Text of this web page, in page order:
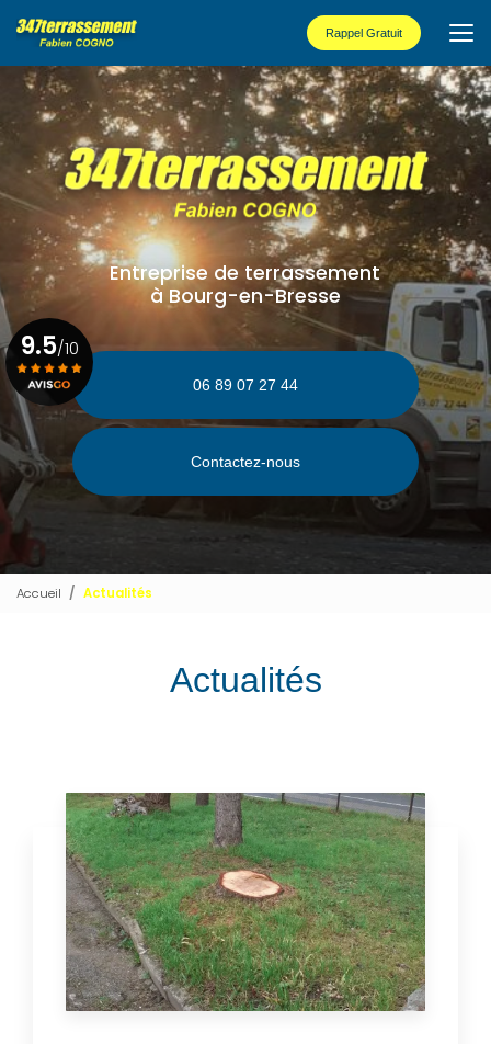
au
contenu
principal
Rappel Gratuit
Entreprise de terrassement
à Bourg-en-Bresse
06 89 07 27 44
Contactez-nous
9.5/10
Voir le certificat
Accueil Actualités
Actualités